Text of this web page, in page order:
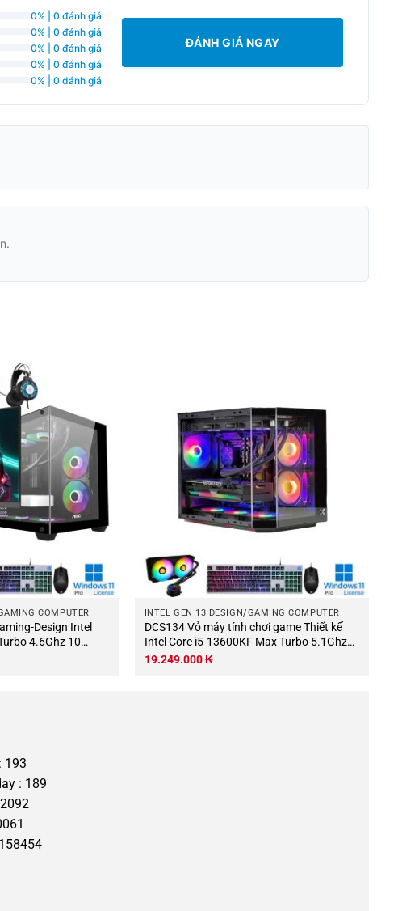
0% | 0 đánh giá
0% | 0 đánh giá
0% | 0 đánh giá
0% | 0 đánh giá
0% | 0 đánh giá
ĐÁNH GIÁ NGAY
COMPUTER
4.6Ghz 10
B760M RAM
INTEL GEN 13 DESIGN/GAMING COMPUTER
DCS134 Vỏ máy tính chơi game Thiết kế
Intel Core i5-13600KF Max Turbo 5.1Ghz
14 nhân-20 luồng Bo mạch chủ B760M
19.249.000₭
193
: 189